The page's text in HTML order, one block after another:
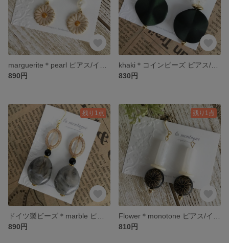
890円
830円
残り1点
890円
残り1点
810円